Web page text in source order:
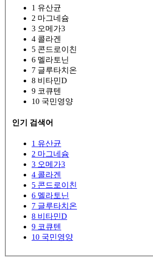
1 유산균
2 마그네슘
3 오메가3
4 콜라겐
5 콘드로이친
6 멜라토닌
7 글루타치온
8 비타민D
9 코큐텐
10 국민영양
인기 검색어
1 유산균
2 마그네슘
3 오메가3
4 콜라겐
5 콘드로이친
6 멜라토닌
7 글루타치온
8 비타민D
9 코큐텐
10 국민영양